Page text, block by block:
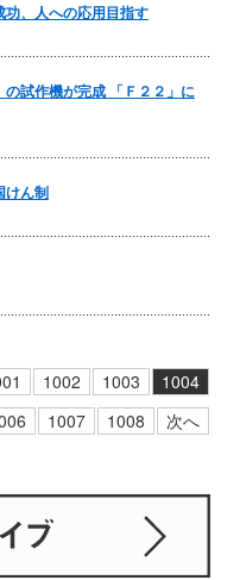
、人への応用目指す
試作機が完成 「Ｆ２２」に
けん制
1002 1003
1004
1007 1008 次へ